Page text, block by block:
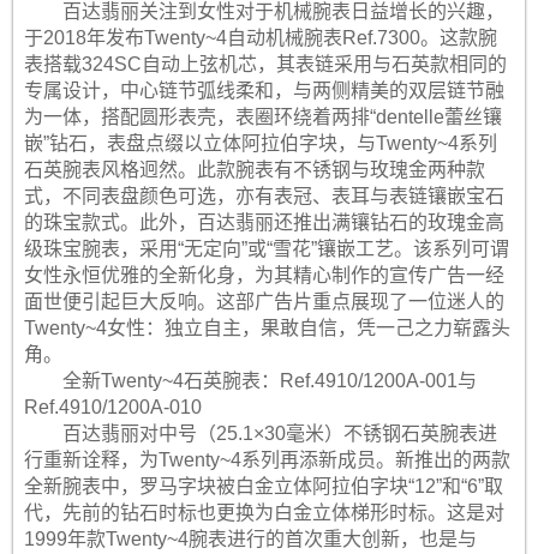
百达翡丽关注到女性对于机械腕表日益增长的兴趣，
于2018年发布Twenty~4自动机械腕表Ref.7300。这款腕
表搭载324SC自动上弦机芯，其表链采用与石英款相同的
专属设计，中心链节弧线柔和，与两侧精美的双层链节融
为一体，搭配圆形表壳，表圈环绕着两排“dentelle蕾丝镶
嵌”钻石，表盘点缀以立体阿拉伯字块，与Twenty~4系列
石英腕表风格迥然。此款腕表有不锈钢与玫瑰金两种款
式，不同表盘颜色可选，亦有表冠、表耳与表链镶嵌宝石
的珠宝款式。此外，百达翡丽还推出满镶钻石的玫瑰金高
级珠宝腕表，采用“无定向”或“雪花”镶嵌工艺。该系列可谓
女性永恒优雅的全新化身，为其精心制作的宣传广告一经
面世便引起巨大反响。这部广告片重点展现了一位迷人的
Twenty~4女性：独立自主，果敢自信，凭一己之力崭露头
角。
全新Twenty~4石英腕表：Ref.4910/1200A-001与
Ref.4910/1200A-010
百达翡丽对中号（25.1×30毫米）不锈钢石英腕表进
行重新诠释，为Twenty~4系列再添新成员。新推出的两款
全新腕表中，罗马字块被白金立体阿拉伯字块“12”和“6”取
代，先前的钻石时标也更换为白金立体梯形时标。这是对
1999年款Twenty~4腕表进行的首次重大创新，也是与